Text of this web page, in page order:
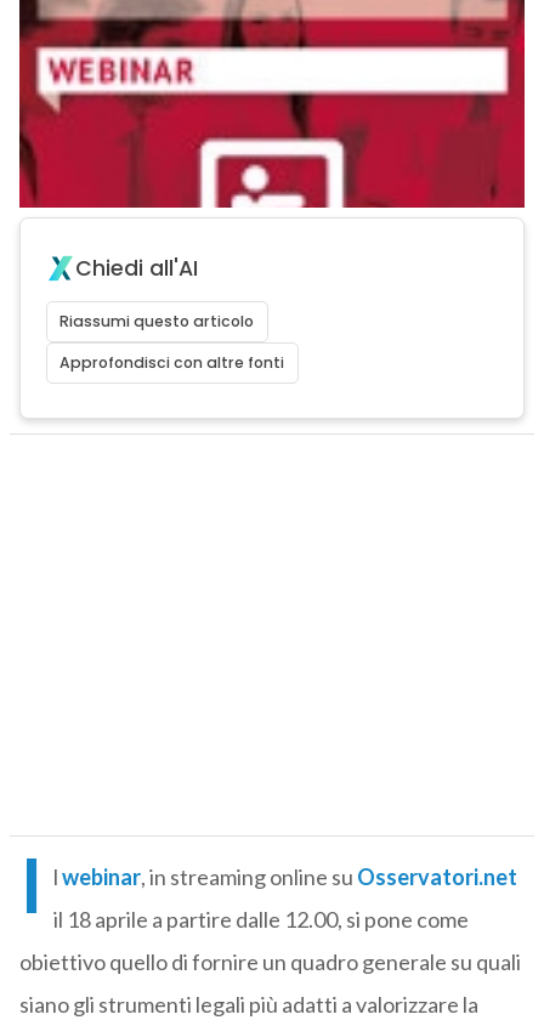
Chiedi all'AI
Riassumi questo articolo
Approfondisci con altre fonti
I lwebinar, in streaming online su Osservatori.net
il 18 aprile a partire dalle 12.00, si pone come
obiettivo quello di fornire un quadro generale su quali
siano gli strumenti legali più adatti a valorizzare la